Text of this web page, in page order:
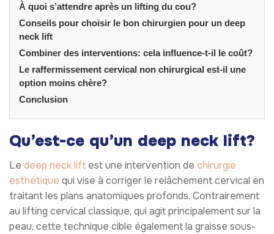
À quoi s’attendre après un lifting du cou?
Conseils pour choisir le bon chirurgien pour un deep
neck lift
Combiner des interventions: cela influence-t-il le coût?
Le raffermissement cervical non chirurgical est-il une
option moins chère?
Conclusion
Qu’est-ce qu’un deep neck lift?
Le deep neck lift est une intervention de chirurgie
esthétique qui vise à corriger le relâchement cervical en
traitant les plans anatomiques profonds. Contrairement
au lifting cervical classique, qui agit principalement sur la
peau, cette technique cible également la graisse sous-